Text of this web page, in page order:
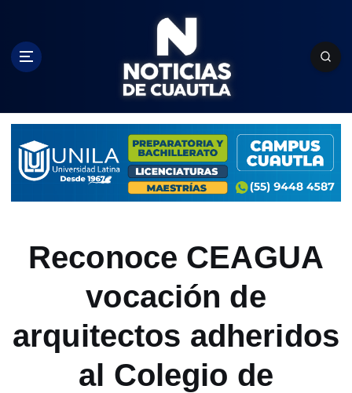
c
Reconoce CEAGUA
vocación de
arquitectos adheridos
al Colegio de